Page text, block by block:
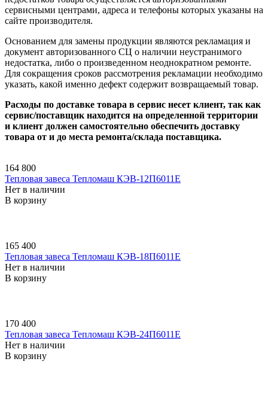
сервисными центрами, адреса и телефоны которых указаны на
сайте производителя.
Основанием для замены продукции являются рекламация и
документ авторизованного СЦ о наличии неустранимого
недостатка, либо о произведенном неоднократном ремонте.
Для сокращения сроков рассмотрения рекламации необходимо
указать, какой именно дефект содержит возвращаемый товар.
Расходы по доставке товара в сервис несет клиент, так как
сервис/поставщик находится на определенной территории
и клиент должен самостоятельно обеспечить доставку
товара от и до места ремонта/склада поставщика.
164 800
Тепловая завеса Тепломаш КЭВ-12П6011E
Нет в наличии
В корзину
165 400
Тепловая завеса Тепломаш КЭВ-18П6011E
Нет в наличии
В корзину
170 400
Тепловая завеса Тепломаш КЭВ-24П6011E
Нет в наличии
В корзину